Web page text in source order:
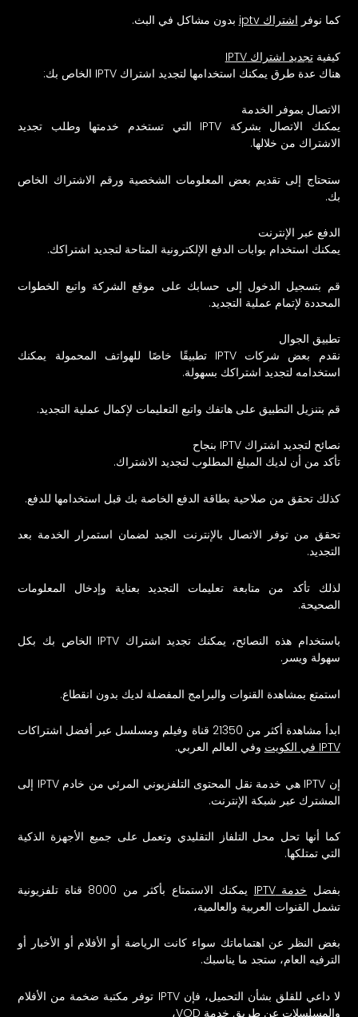
كما نوفر اشتراك iptv بدون مشاكل في البث.
كيفيةتجديد اشتراك IPTV
هناك عدة طرق يمكنك استخدامها لتجديد اشتراك IPTV الخاص بك:
الاتصال بموفر الخدمة
يمكنك الاتصال بشركة IPTV التي تستخدم خدمتها وطلب تجديد
الاشتراك من خلالها.
ستحتاج إلى تقديم بعض المعلومات الشخصية ورقم الاشتراك الخاص
بك.
الدفع عبر الإنترنت
يمكنك استخدام بوابات الدفع الإلكترونية المتاحة لتجديد اشتراكك.
قم بتسجيل الدخول إلى حسابك على موقع الشركة واتبع الخطوات
المحددة لإتمام عملية التجديد.
تطبيق الجوال
نقدم بعض شركات IPTV تطبيقًا خاصًا للهواتف المحمولة يمكنك
استخدامه لتجديد اشتراكك بسهولة.
قم بتنزيل التطبيق على هاتفك واتبع التعليمات لإكمال عملية التجديد.
نصائح لتجديد اشتراك IPTV بنجاح
تأكد من أن لديك المبلغ المطلوب لتجديد الاشتراك.
كذلك تحقق من صلاحية بطاقة الدفع الخاصة بك قبل استخدامها للدفع.
تحقق من توفر الاتصال بالإنترنت الجيد لضمان استمرار الخدمة بعد
التجديد.
لذلك تأكد من متابعة تعليمات التجديد بعناية وإدخال المعلومات
الصحيحة.
باستخدام هذه النصائح، يمكنك تجديد اشتراك IPTV الخاص بك بكل
سهولة ويسر.
استمتع بمشاهدة القنوات والبرامج المفضلة لديك بدون انقطاع.
ابدأ مشاهدة أكثر من 21350 قناة وفيلم ومسلسل عبر أفضل اشتراكات
IPTV في الكويت
وفي العالم العربي.
إن IPTV هي خدمة نقل المحتوى التلفزيوني المرئي من خادم IPTV إلى
المشترك عبر شبكة الإنترنت.
كما أنها تحل محل التلفاز التقليدي وتعمل على جميع الأجهزة الذكية
التي تمتلكها.
بفضل خدمة IPTV
يمكنك الاستمتاع بأكثر من 8000 قناة تلفزيونية
تشمل القنوات العربية والعالمية،
بغض النظر عن اهتماماتك سواء كانت الرياضة أو الأفلام أو الأخبار أو
الترفيه العام، ستجد ما يناسبك.
لا داعي للقلق بشأن التحميل، فإن IPTV توفر مكتبة ضخمة من الأفلام
والمسلسلات عن طريق خدمة VOD،